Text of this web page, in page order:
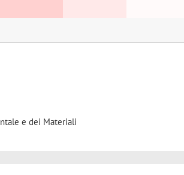
e dei Materiali